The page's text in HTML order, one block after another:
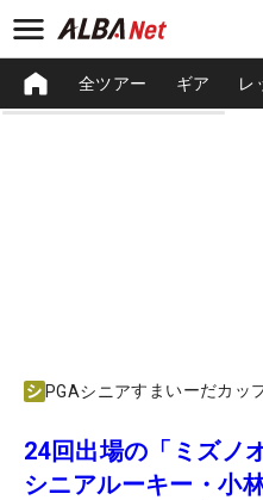
全ツアー ギア レ
PGAシニアすまいーだカッ
24回出場の「ミズノ
シニアルーキー・小